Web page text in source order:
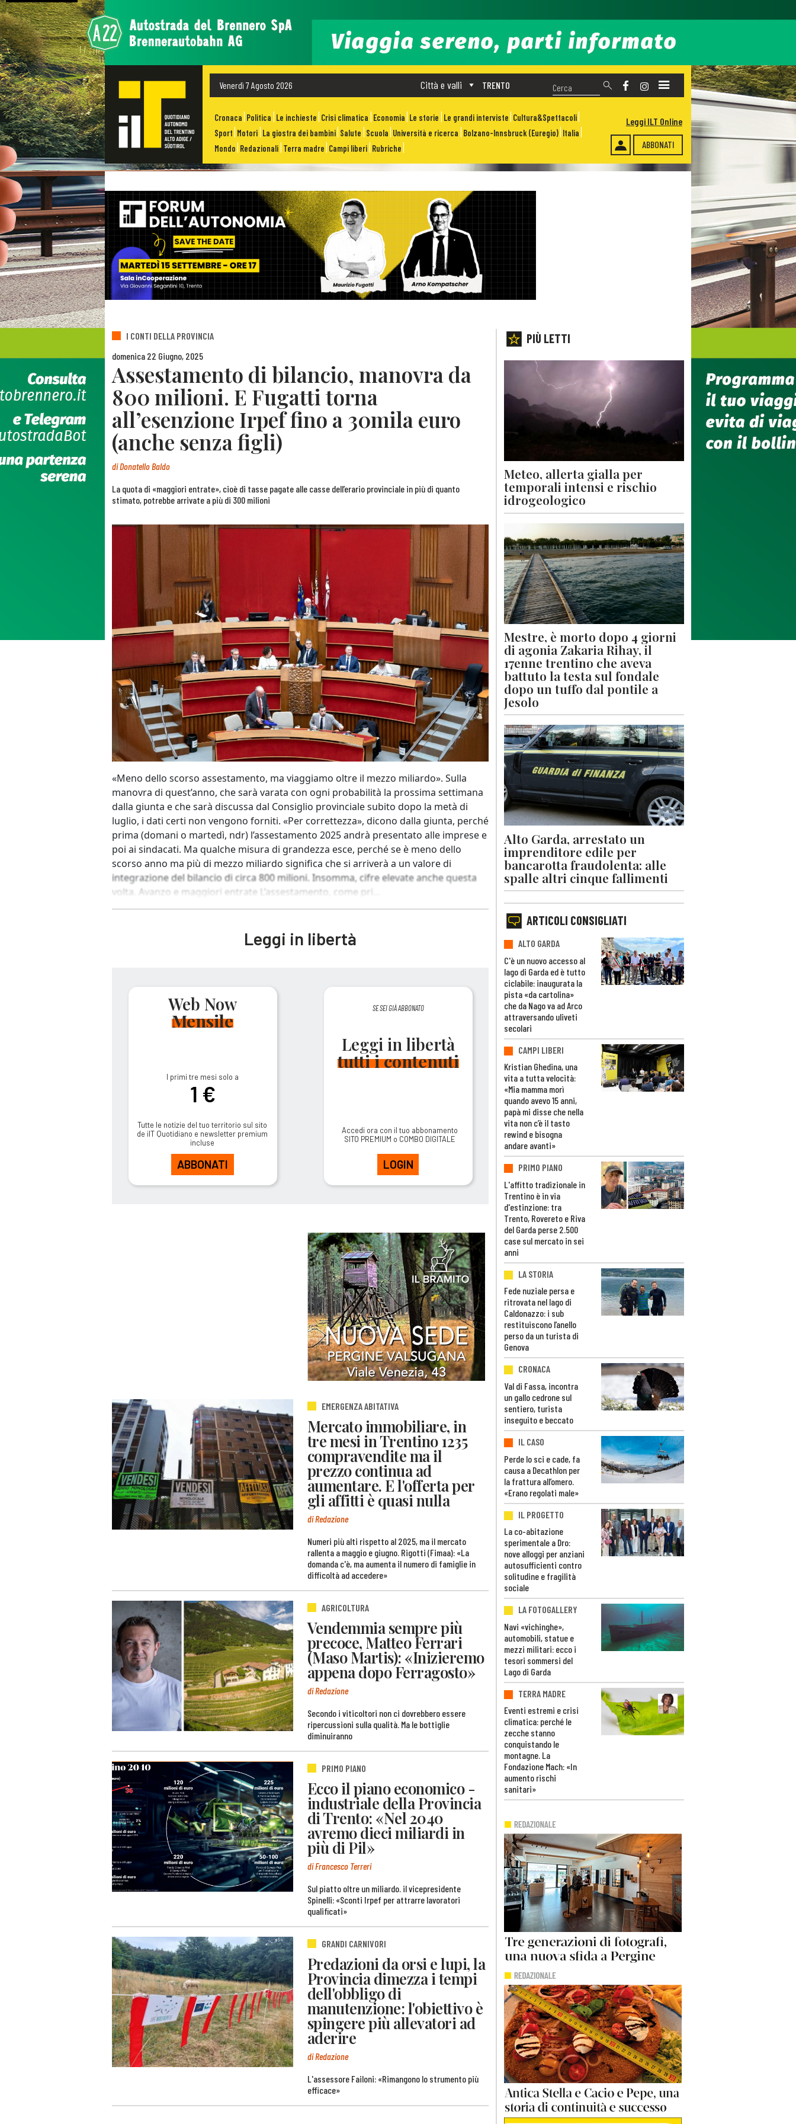
Venerdì 7 Agosto 2026 TRENTO
Città e valli
Cronaca Politica Le inchieste Crisi climatica Economia Le storie Le grandi interviste Cultura&Spettacoli
Sport Motori La giostra dei bambini Salute Scuola Università e ricerca Bolzano-Innsbruck (Euregio) Italia
Mondo Redazionali Terra madre Campi liberi Rubriche ABBONATI
Leggi ILT Online
I CONTI DELLA PROVINCIA
domenica 22 Giugno, 2025
Assestamento di bilancio, manovra da
800 milioni. E Fugatti torna
all’esenzione Irpef fino a 30mila euro
(anche senza figli)
diDonatello Baldo
La quota di «maggiori entrate», cioè di tasse pagate alle casse dell’erario provinciale in più di quanto
stimato, potrebbe arrivate a più di 300 milioni
«Meno dello scorso assestamento, ma viaggiamo oltre il mezzo miliardo». Sulla
manovra di quest’anno, che sarà varata con ogni probabilità la prossima settimana
dalla giunta e che sarà discussa dal Consiglio provinciale subito dopo la metà di
luglio, i dati certi non vengono forniti. «Per correttezza», dicono dalla giunta, perché
prima (domani o martedì, ndr) l’assestamento 2025 andrà presentato alle imprese e
poi ai sindacati. Ma qualche misura di grandezza esce, perché se è meno dello
scorso anno ma più di mezzo miliardo significa che si arriverà a un valore di
integrazione del bilancio di circa 800 milioni. Insomma, cifre elevate anche questa
volta. Avanzo e maggiori entrate L’assestamento, come pri...
Leggi in libertà
Web Now
Mensile
I primi tre mesi solo a
1 €
Tutte le notizie del tuo territorio sul sito
de ilT Quotidiano e newsletter premium
incluse
ABBONATI
SE SEI GIÀ ABBONATO
Leggi in libertà
tutti i contenuti
Accedi ora con il tuo abbonamento
SITO PREMIUM o COMBO DIGITALE
LOGIN
EMERGENZA ABITATIVA
Mercato immobiliare, in
tre mesi in Trentino 1235
compravendite ma il
prezzo continua ad
aumentare. E l'offerta per
gli affitti è quasi nulla
di Redazione
Numeri più alti rispetto al 2025, ma il mercato
rallenta a maggio e giugno. Rigotti (Fimaa): «La
domanda c'è, ma aumenta il numero di famiglie in
difficoltà ad accedere»
AGRICOLTURA
Vendemmia sempre più
precoce, Matteo Ferrari
(Maso Martis): «Inizieremo
appena dopo Ferragosto»
di Redazione
Secondo i viticoltori non ci dovrebbero essere
ripercussioni sulla qualità. Ma le bottiglie
diminuiranno
PRIMO PIANO
Ecco il piano economico -
industriale della Provincia
di Trento: «Nel 2040
avremo dieci miliardi in
più di Pil»
di Francesco Terreri
Sul piatto oltre un miliardo. il vicepresidente
Spinelli: «Sconti Irpef per attrarre lavoratori
qualificati»
GRANDI CARNIVORI
Predazioni da orsi e lupi, la
Provincia dimezza i tempi
dell'obbligo di
manutenzione: l'obiettivo è
spingere più allevatori ad
aderire
di Redazione
L'assessore Failoni: «Rimangono lo strumento più
efficace»
PIÙ LETTI
Meteo, allerta gialla per
temporali intensi e rischio
idrogeologico
Mestre, è morto dopo 4 giorni
di agonia Zakaria Rihay, il
17enne trentino che aveva
battuto la testa sul fondale
dopo un tuffo dal pontile a
Jesolo
Alto Garda, arrestato un
imprenditore edile per
bancarotta fraudolenta: alle
spalle altri cinque fallimenti
ARTICOLI CONSIGLIATI
ALTO GARDA
C'è un nuovo accesso al
lago di Garda ed è tutto
ciclabile: inaugurata la
pista «da cartolina»
che da Nago va ad Arco
attraversando uliveti
secolari
CAMPI LIBERI
Kristian Ghedina, una
vita a tutta velocità:
«Mia mamma morì
quando avevo 15 anni,
papà mi disse che nella
vita non c’è il tasto
rewind e bisogna
andare avanti»
PRIMO PIANO
L'affitto tradizionale in
Trentino è in via
d'estinzione: tra
Trento, Rovereto e Riva
del Garda perse 2.500
case sul mercato in sei
anni
LA STORIA
Fede nuziale persa e
ritrovata nel lago di
Caldonazzo: i sub
restituiscono l’anello
perso da un turista di
Genova
CRONACA
Val di Fassa, incontra
un gallo cedrone sul
sentiero, turista
inseguito e beccato
IL CASO
Perde lo sci e cade, fa
causa a Decathlon per
la frattura all’omero.
«Erano regolati male»
IL PROGETTO
La co-abitazione
sperimentale a Dro:
nove alloggi per anziani
autosufficienti contro
solitudine e fragilità
sociale
LA FOTOGALLERY
Navi «vichinghe»,
automobili, statue e
mezzi militari: ecco i
tesori sommersi del
Lago di Garda
TERRA MADRE
Eventi estremi e crisi
climatica: perché le
zecche stanno
conquistando le
montagne. La
Fondazione Mach: «In
aumento rischi
sanitari»